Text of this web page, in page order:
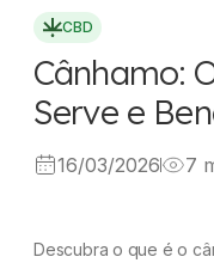
CBD
Cânhamo:
Serve e
16/03/2026 7
Descubra o que é o